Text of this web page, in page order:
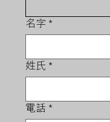
名字 *
姓氏 *
電話 *